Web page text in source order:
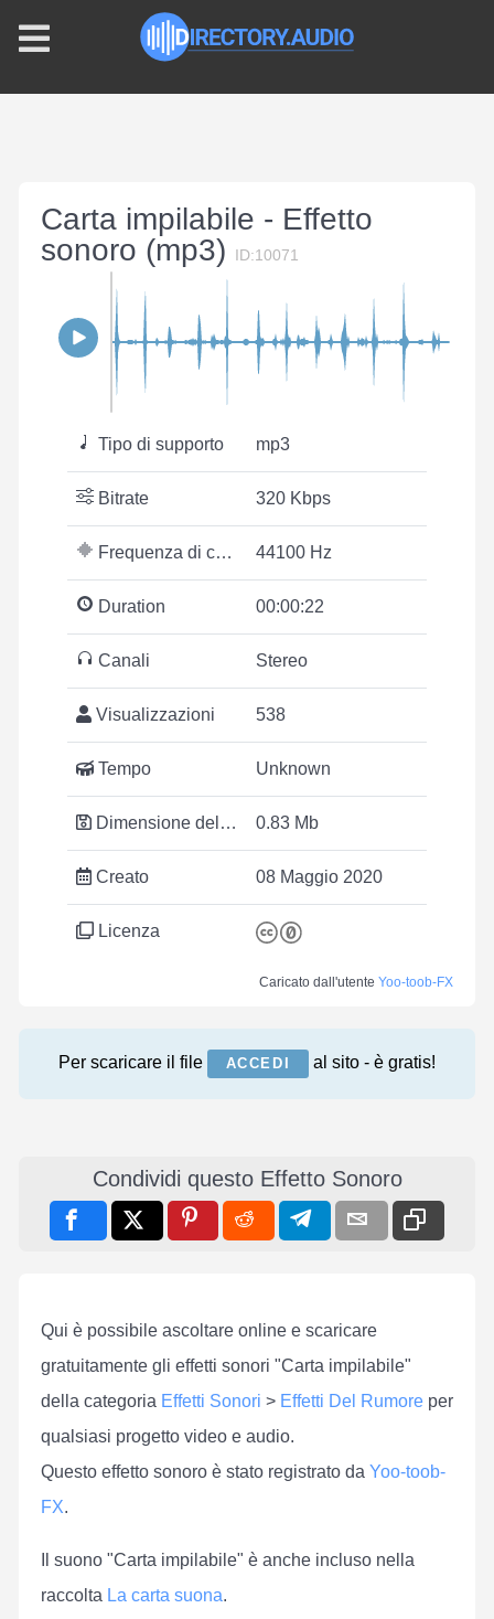
Carta impilabile - Effetto
sonoro (mp3)
ID:10071
Tipo di supporto mp3
Bitrate 320 Kbps
Frequenza di campionamento 44100 Hz
Duration 00:00:22
Canali Stereo
Visualizzazioni 538
Tempo Unknown
Dimensione del file 0.83 Mb
Creato 08 Maggio 2020
Licenza
Caricato dall'utente Yoo-toob-FX
Per scaricare il file ACCEDI al sito - è gratis!
Condividi questo Effetto Sonoro
Qui è possibile ascoltare online e scaricare
gratuitamente gli effetti sonori "Carta impilabile"
della categoria Effetti Sonori > Effetti Del Rumore per
qualsiasi progetto video e audio.
Questo effetto sonoro è stato registrato da Yoo-toob-
FX.
Il suono "Carta impilabile" è anche incluso nella
raccolta La carta suona.